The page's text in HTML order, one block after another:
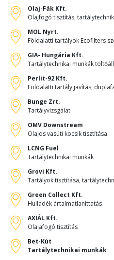
Olaj-Fák Kft.
Olajfogó tisztítás,
MOL Nyrt.
Földalatti tartályok Ecofilters
GIA- Hungária Kft.
Tartálytechnikai munkák
Perlit-92 Kft.
Földalatti tartály javítás,
Bunge Zrt.
Tartályvizsgálat
OMV Downstream
Olajos vasúti kocsik tisztítása
LCNG Fuel
Tartálytechnikai munkák
Grovi Kft.
Tartályok tisztítása,
Green Collect Kft.
Hulladék ártalmatlaníttatás
AXIÁL Kft.
Olajafogó tisztítás
Bet-Kút
Tartálytechnikai munkák